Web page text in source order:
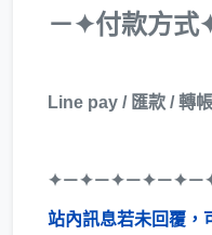
－✦付款方式
Line pay / 匯款 / 轉
✦－✦－✦－✦－✦
站內訊息若未回覆